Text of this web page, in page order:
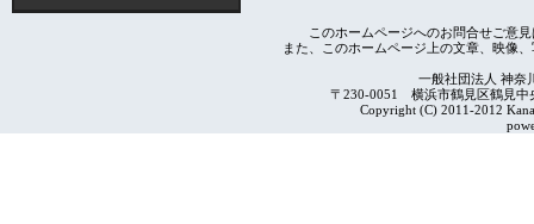
このホームページへのお問合せご意
また、このホームページ上の文章、映像
一般社団法人 神奈
〒230-0051 横浜市鶴見区鶴見
Copyright (C) 2011-2012